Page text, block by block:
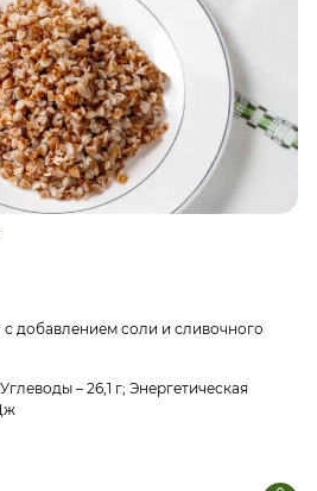
с добавлением соли и сливочного
– 26,1 г; Энергетическая